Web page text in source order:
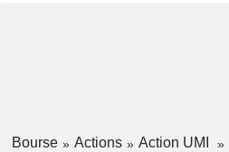
Bourse Actions Action UMI